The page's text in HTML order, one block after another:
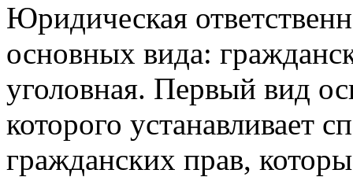
Юридическая
основных вида:
уголовная. Первый вид
которого устанавливает
гражданских прав,